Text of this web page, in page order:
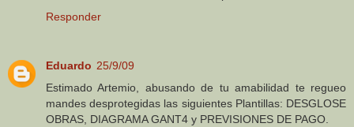
Responder
Eduardo 25/9/09
Estimado Artemio, abusando de tu amabilidad te regueo
mandes desprotegidas las siguientes Plantillas: DESGLOSE
OBRAS, DIAGRAMA GANT4 y PREVISIONES DE PAGO.